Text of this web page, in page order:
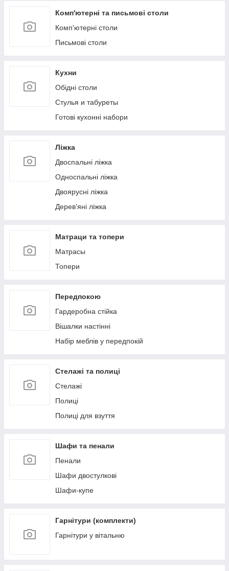
Комп'ютерні та письмові столи
Комп'ютерні столи
Письмові столи
Кухни
Обідні столи
Стулья и табуреты
Готові кухонні набори
Ліжка
Двоспальні ліжка
Односпальні ліжка
Двоярусні ліжка
Дерев'яні ліжка
Матраци та топери
Матрасы
Топери
Передпокою
Гардеробна стійка
Вішалки настінні
Набір меблів у передпокій
Стелажі та полиці
Стелажі
Полиці
Полиці для взуття
Шафи та пенали
Пенали
Шафи двостулкові
Шафи-купе
Гарнітури (комплекти)
Гарнітури у вітальню